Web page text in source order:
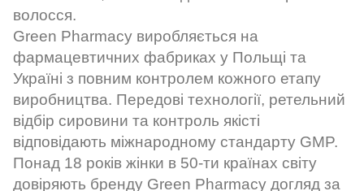
волосся.
Green Pharmacy виробляється на
фармацевтичних фабриках у Польщі та
Україні з повним контролем кожного етапу
виробництва. Передові технології, ретельний
відбір сировини та контроль якісті
відповідають міжнародному стандарту GMP.
Понад 18 років жінки в 50-ти країнах світу
довіряють бренду Green Pharmacy догляд за